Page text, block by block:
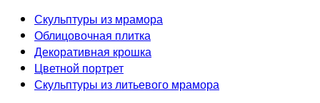
Скульптуры из мрамора
Облицовочная плитка
Декоративная крошка
Цветной портрет
Скульптуры из литьевого мрамора